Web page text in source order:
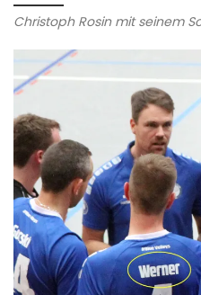
Christoph Rosin mit seinem